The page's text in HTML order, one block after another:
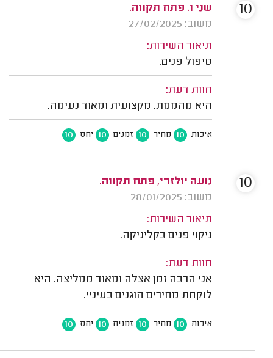
שני ו. פתח תקווה.
משוב: 27/02/2025
תיאור השירות:
טיפול פנים.
חוות דעת:
היא מהממת. מקצועית ומאוד נעימה.
איכות 10 מחיר 10 זמנים 10 יחס 10
10
נועה יולזרי, פתח תקווה.
משוב: 28/01/2025
תיאור השירות:
ניקוי פנים בקליניקה.
חוות דעת:
אני הרבה זמן אצלה ומאוד ממליצה. היא
לוקחת מחירים הוגנים בעיניי.
איכות 10 מחיר 10 זמנים 10 יחס 10
10